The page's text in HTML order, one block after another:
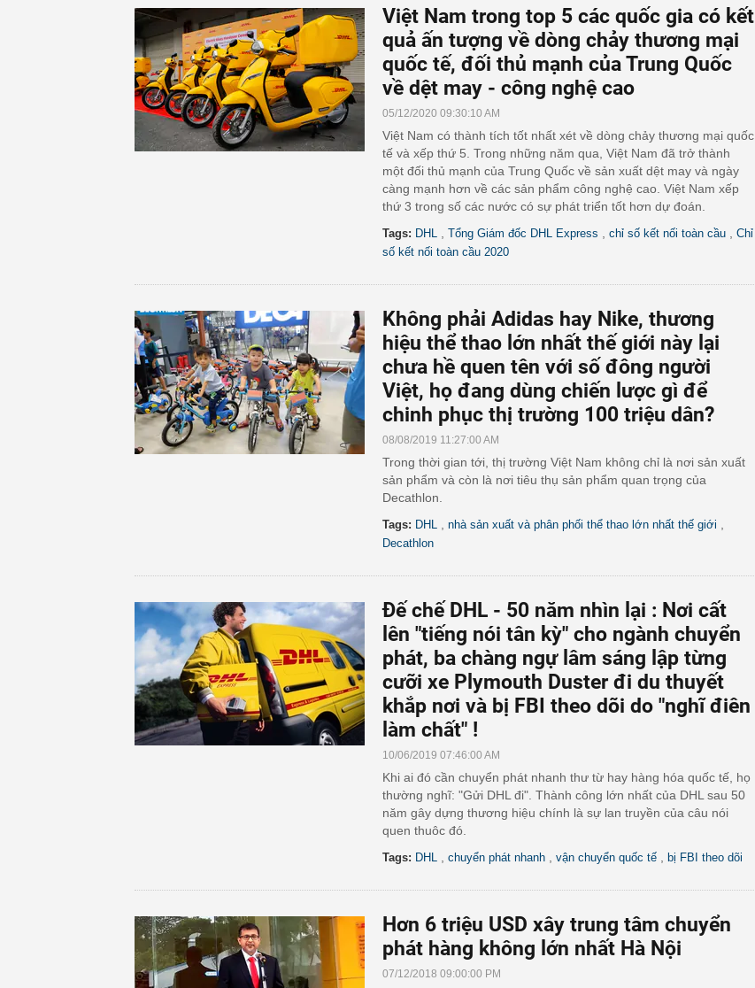
Việt Nam trong top 5 các quốc gia có kết
quả ấn tượng về dòng chảy thương mại
quốc tế, đối thủ mạnh của Trung Quốc
về dệt may - công nghệ cao
05/12/2020 09:30:10 AM
Việt Nam có thành tích tốt nhất xét về dòng chảy thương mại quốc
tế và xếp thứ 5. Trong những năm qua, Việt Nam đã trở thành
một đối thủ mạnh của Trung Quốc về sản xuất dệt may và ngày
càng mạnh hơn về các sản phẩm công nghệ cao. Việt Nam xếp
thứ 3 trong số các nước có sự phát triển tốt hơn dự đoán.
Tags: DHL Tổng Giám đốc DHL Express chỉ số kết nối toàn cầu
Chỉ
số kết nối toàn cầu 2020
Không phải Adidas hay Nike, thương
hiệu thể thao lớn nhất thế giới này lại
chưa hề quen tên với số đông người
Việt, họ đang dùng chiến lược gì để
chinh phục thị trường 100 triệu dân?
08/08/2019 11:27:00 AM
Trong thời gian tới, thị trường Việt Nam không chỉ là nơi sản xuất
sản phẩm và còn là nơi tiêu thụ sản phẩm quan trọng của
Decathlon.
Tags: DHL nhà sản xuất và phân phối thể thao lớn nhất thế giới
Decathlon
Đế chế DHL - 50 năm nhìn lại : Nơi cất
lên "tiếng nói tân kỳ" cho ngành chuyển
phát, ba chàng ngự lâm sáng lập từng
cưỡi xe Plymouth Duster đi du thuyết
khắp nơi và bị FBI theo dõi do "nghĩ điên
làm chất" !
10/06/2019 07:46:00 AM
Khi ai đó cần chuyển phát nhanh thư từ hay hàng hóa quốc tế, họ
thường nghĩ: "Gửi DHL đi". Thành công lớn nhất của DHL sau 50
năm gây dựng thương hiệu chính là sự lan truyền của câu nói
quen thuôc đó.
Tags: DHL chuyển phát nhanh vận chuyển quốc tế bị FBI theo dõi
Hơn 6 triệu USD xây trung tâm chuyển
phát hàng không lớn nhất Hà Nội
07/12/2018 09:00:00 PM